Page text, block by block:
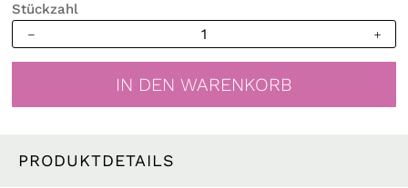
Stückzahl
Kinderzimmer
Dekoration
IN DEN WARENKORB
PRODUKTDETAILS